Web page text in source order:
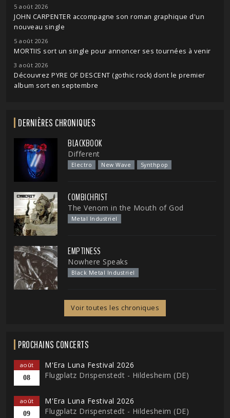
5 août 2026
JOHN CARPENTER accompagne son roman graphique d'un
nouveau single
5 août 2026
MORTIIS sort un single pour annoncer ses tournées à venir
3 août 2026
Découvrez PYRE OF DESCENT (gothic rock) dont le premier
album sort en septembre
DERNIÈRES CHRONIQUES
BLACKBOOK
Different
Electro New Wave Synthpop
COMBICHRIST
The Venom in the Mouth of God
Metal Industriel
EMPTINESS
Nowhere Speaks
Black Metal Industriel
Voir toutes les chroniques
PROCHAINS CONCERTS
août
08
M'Era Luna Festival 2026
Flugplatz Drispenstedt - Hildesheim (DE)
août
09
M'Era Luna Festival 2026
Flugplatz Drispenstedt - Hildesheim (DE)